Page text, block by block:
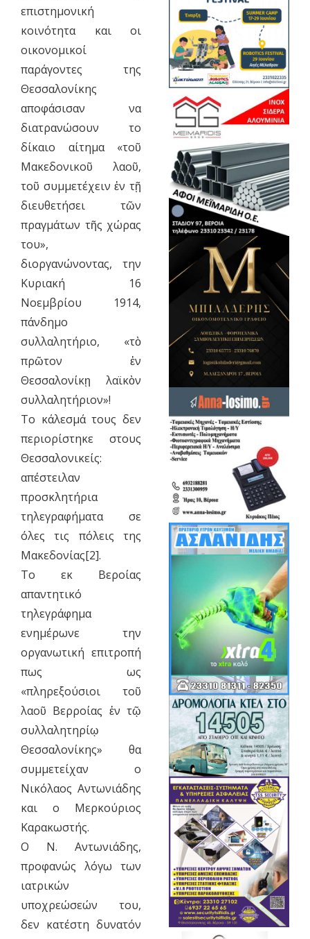
επιστημονική
κοινότητα και οι
οικονομικοί
παράγοντες της
Θεσσαλονίκης
αποφάσισαν να
διατρανώσουν το
δίκαιο αίτημα «τοῦ
Μακεδονικοῦ λαοῦ,
τοῦ συμμετέχειν ἐν τῇ
διευθετήσει τῶν
πραγμάτων τῆς χώρας
του»,
διοργανώνοντας, την
Κυριακή 16
Νοεμβρίου 1914,
πάνδημο
συλλαλητήριο, «τὸ
πρῶτον ἐν
Θεσσαλονίκῃ λαϊκὸν
συλλαλητήριον»!
Το κάλεσμά τους δεν
περιορίστηκε στους
Θεσσαλονικείς:
απέστειλαν
προσκλητήρια
τηλεγραφήματα σε
όλες τις πόλεις της
Μακεδονίας[2].
Το εκ Βεροίας
απαντητικό
τηλεγράφημα
ενημέρωνε την
οργανωτική επιτροπή
πως ως
«πληρεξούσιοι τοῦ
λαοῦ Βερροίας ἐν τῷ
συλλαλητηρίῳ
Θεσσαλονίκης» θα
συμμετείχαν ο
Νικόλαος Αντωνιάδης
και ο Μερκούριος
Καρακωστής.
Ο Ν. Αντωνιάδης,
προφανώς λόγω των
ιατρικών
υποχρεώσεών του,
δεν κατέστη δυνατόν